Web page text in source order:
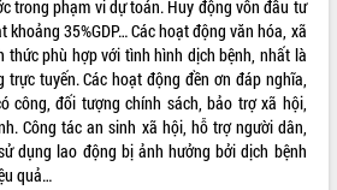
tai
Quy
quy
2030,
trong phạm vi dự toán. Huy động vốn đầu tư
35%GDP… Các hoạt động văn hóa, xã
thức phù hợp với tình hình dịch bệnh, nhất là
tuyến. Các hoạt động đền ơn đáp nghĩa,
công, đối tượng chính sách, bảo trợ xã hội,
Công tác an sinh xã hội, hỗ trợ người dân,
dụng lao động bị ảnh hưởng bởi dịch bệnh
quả…